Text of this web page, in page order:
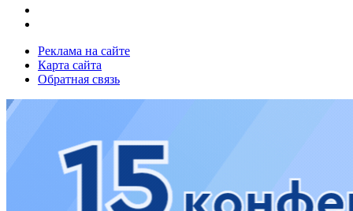
Реклама на сайте
Карта сайта
Обратная связь